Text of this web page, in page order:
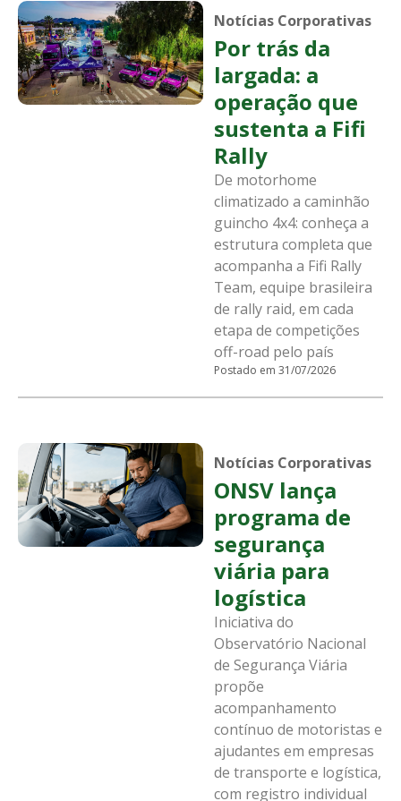
Notícias Corporativas
Por trás da
largada: a
operação que
sustenta a Fifi
Rally
De motorhome
climatizado a caminhão
guincho 4x4: conheça a
estrutura completa que
acompanha a Fifi Rally
Team, equipe brasileira
de rally raid, em cada
etapa de competições
off-road pelo país
Postado em 31/07/2026
Notícias Corporativas
ONSV lança
programa de
segurança
viária para
logística
Iniciativa do
Observatório Nacional
de Segurança Viária
propõe
acompanhamento
contínuo de motoristas e
ajudantes em empresas
de transporte e logística,
com registro individual